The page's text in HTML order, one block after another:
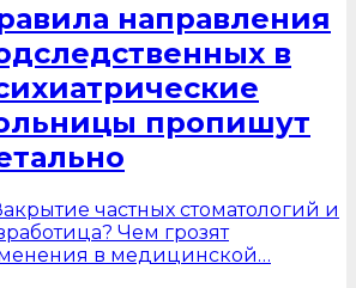
направления
в
пропишут